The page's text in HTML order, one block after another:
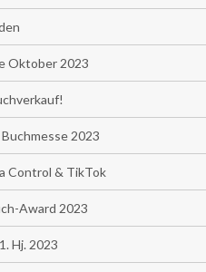
Oktober 2023
2023
Control & TikTok
Award 2023
Hj. 2023